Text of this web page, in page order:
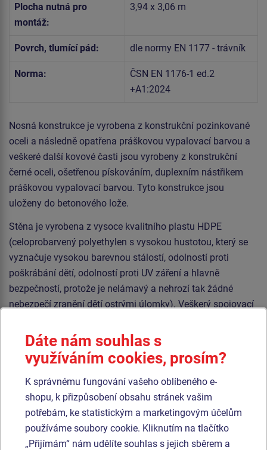
Plocha nutná pro
montáž:
3,94 x 3,06 m
Povrch, tlumící pád: dle normy EN 1177 - trávník
Norma:
ČSN EN 1176-1 ed.2
+A1:2024
Nosná konstrukce je vyrobena z konstrukční pozinkované
oceli a následně opatřena práškovou vypalovací barvou a
veškeré další kovové časti jsou vyrobeny z konstrukční
černé oceli, ošetřenou pískováním, duplexním nástřikem
práškovou vypalovací barvou. Tyto konstrukce jsou
uloženy do betonového lože.
Stěna je vyrobena z vysoce kvalitního plastu HDPE
(celoprobarvený polyethylen s vysokou hustotou, který se
vyznačuje vysokou barevnou stálostí, odolností proti
poškrábání dětí, odolností proti UV záření a hlavně
bezpečností, protože je nelámavý a nehrozí tak žádné
nebezpečí zranění dětí ostrými úlomky). Veškerý spojovací
Podobnézboží
Produkt - KTA-6200K-10
Kreslicí dvojtabule
oboustranná MIDI/MIDI
KTA6200K - celokovová
Novinka
Edukační panel - Tři v
domečku - celokovový
Dáte nám souhlas s
využíváním cookies, prosím?
K správnému fungování vašeho oblíbeného e-
shopu, k přizpůsobení obsahu stránek vašim
potřebám, ke statistickým a marketingovým účelům
používáme soubory cookie. Kliknutím na tlačítko
„Přijímám“ nám udělíte souhlas s jejich sběrem a